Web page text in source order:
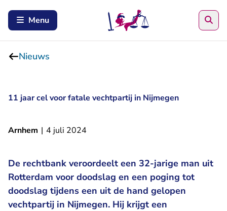
Menu
Nieuws
11 jaar cel voor fatale vechtpartij in Nijmegen
Arnhem | 4 juli 2024
De rechtbank veroordeelt een 32-jarige man uit
Rotterdam voor doodslag en een poging tot
doodslag tijdens een uit de hand gelopen
vechtpartij in Nijmegen. Hij krijgt een